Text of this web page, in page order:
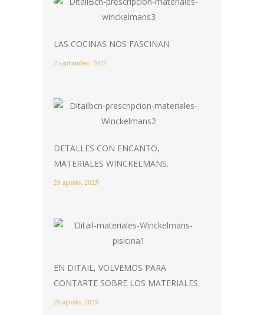
LAS COCINAS NOS FASCINAN
2 septiembre, 2025
DETALLES CON ENCANTO,
MATERIALES WINCKELMANS.
28 agosto, 2025
EN DITAIL, VOLVEMOS PARA
CONTARTE SOBRE LOS MATERIALES.
26 agosto, 2025